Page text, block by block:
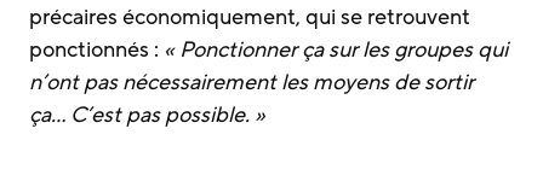
précaires économiquement, qui se retrouvent
ponctionnés : « Ponctionner ça sur les groupes qui
n’ont pas nécessairement les moyens de sortir
ça… C’est pas possible. »